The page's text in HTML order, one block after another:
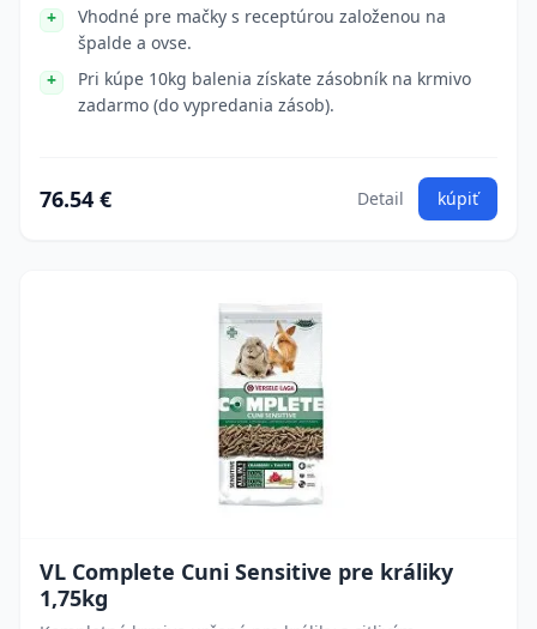
Vhodné pre mačky s receptúrou založenou na
špalde a ovse.
Pri kúpe 10kg balenia získate zásobník na krmivo
zadarmo (do vypredania zásob).
76.54 € Detail kúpiť
VL Complete Cuni Sensitive pre králiky
1,75kg